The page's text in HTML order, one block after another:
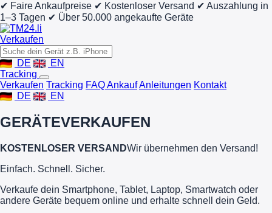
✔ Faire Ankaufpreise ✔ Kostenloser Versand ✔ Auszahlung in
1–3 Tagen ✔ Über 50.000 angekaufte Geräte
Verkaufen
DE
EN
Tracking
Verkaufen Tracking FAQ AnkaufAnleitungen Kontakt
DE
EN
GERÄTEVERKAUFEN
KOSTENLOSER VERSANDWir übernehmen den Versand!
Einfach. Schnell. Sicher.
Verkaufe dein Smartphone, Tablet, Laptop, Smartwatch oder
andere Geräte bequem online und erhalte schnell dein Geld.